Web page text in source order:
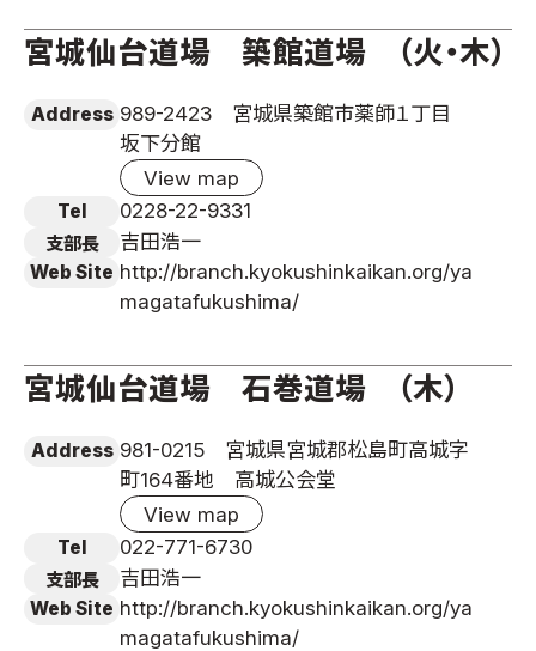
宮城仙台道場 築館道場 （火・木）
Address 989-2423 宮城県築館市薬師１丁目
坂下分館
View map
Tel 0228-22-9331
支部長 吉田浩一
Web Site http://branch.kyokushinkaikan.org/ya
magatafukushima/
宮城仙台道場 石巻道場 （木）
Address 981-0215 宮城県宮城郡松島町高城字
町164番地 高城公会堂
View map
Tel 022-771-6730
支部長 吉田浩一
Web Site http://branch.kyokushinkaikan.org/ya
magatafukushima/